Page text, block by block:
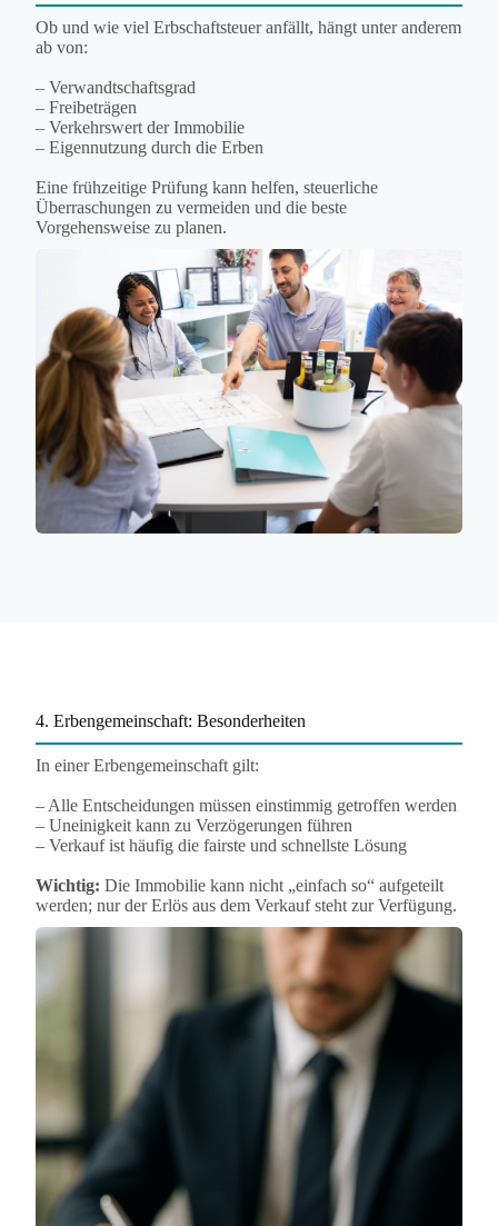
Ob und wie viel Erbschaftsteuer anfällt, hängt unter anderem
ab von:
– Verwandtschaftsgrad
– Freibeträgen
– Verkehrswert der Immobilie
– Eigennutzung durch die Erben
Eine frühzeitige Prüfung kann helfen, steuerliche
Überraschungen zu vermeiden und die beste
Vorgehensweise zu planen.
4. Erbengemeinschaft: Besonderheiten
In einer Erbengemeinschaft gilt:
– Alle Entscheidungen müssen einstimmig getroffen werden
– Uneinigkeit kann zu Verzögerungen führen
– Verkauf ist häufig die fairste und schnellste Lösung
Wichtig: Die Immobilie kann nicht „einfach so“ aufgeteilt
werden; nur der Erlös aus dem Verkauf steht zur Verfügung.